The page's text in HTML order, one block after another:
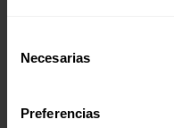
Necesarias
Preferencias
ABRIR CAMINOS: LA
HISTORIA DE MARY EN